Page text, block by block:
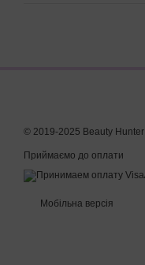
© 2019-2025 Beauty Hunter
Приймаємо до оплати
Мобільна версія